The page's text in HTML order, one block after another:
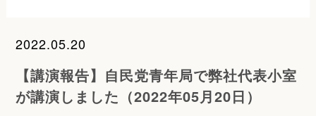
2022.05.20
【講演報告】自民党青年局で弊社代表小室
が講演しました（2022年05月20日）